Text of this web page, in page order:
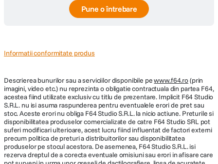
Pune o întrebare
Informatii conformitate produs
Descrierea bunurilor sau a serviciilor disponibile pewww.f64.ro(prin
imagini, video etc.) nu reprezinta o obligatie contractuala din partea F64,
acestea fiind utilizate exclusiv cu titlu de prezentare. Implicit F64 Studio
S.R.L. nu isi asuma raspunderea pentru eventualele erori de pret sau
stoc. Aceste erori nu obliga F64 Studio S.R.L. la nicio actiune. Preturile si
disponibilitatea produselor comercializate de catre F64 Studio SRL pot
suferi modificari ulterioare, acest lucru fiind influentat de factori externi
precum politica de preturi a distribuitorilor sau disponibilitatea
produselor pe stocul acestora. De asemenea, F64 Studio S.R.L. isi
rezerva dreptul de a corecta eventuale omisiuni sau erori in afisare care